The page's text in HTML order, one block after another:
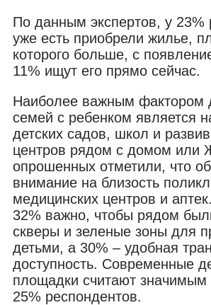
По данным экспертов, у 23%
уже есть приобрели жилье,
которого больше, с
11% ищут его прямо сейчас.
Наиболее важным фактором
семей с ребенком является
детских садов, школ и
центров рядом с домом или
опрошенных отметили, что
внимание на близость
медицинских центров и
32% важно, чтобы рядом
скверы и зеленые зоны для
детьми, а 30% – удобная
доступность. Современные
площадки считают значимым
25% респондентов.